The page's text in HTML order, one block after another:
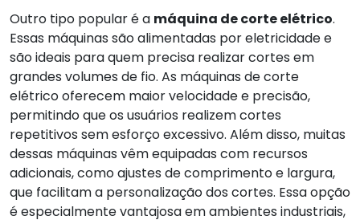
Outro tipo popular é a máquina de corte elétrico.
Essas máquinas são alimentadas por eletricidade e
são ideais para quem precisa realizar cortes em
grandes volumes de fio. As máquinas de corte
elétrico oferecem maior velocidade e precisão,
permitindo que os usuários realizem cortes
repetitivos sem esforço excessivo. Além disso, muitas
dessas máquinas vêm equipadas com recursos
adicionais, como ajustes de comprimento e largura,
que facilitam a personalização dos cortes. Essa opção
é especialmente vantajosa em ambientes industriais,